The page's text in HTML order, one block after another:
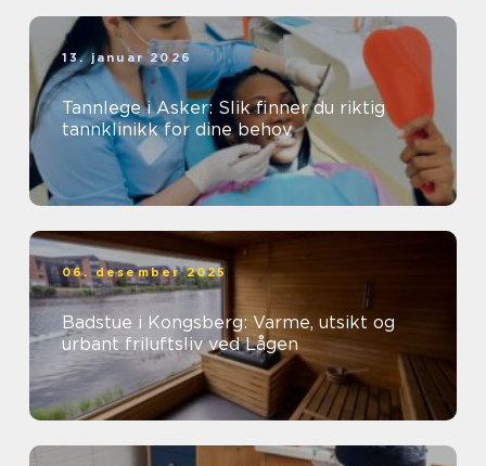
13. januar 2026
Tannlege i Asker: Slik finner du riktig
tannklinikk for dine behov
06. desember 2025
Badstue i Kongsberg: Varme, utsikt og
urbant friluftsliv ved Lågen